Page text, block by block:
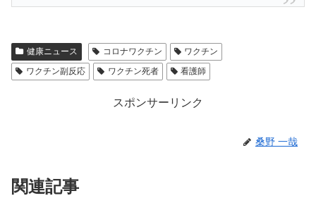
健康ニュース コロナワクチン
ワクチン
ワクチン副反応
ワクチン死者 看護師
スポンサーリンク
桑野 一哉
関連記事